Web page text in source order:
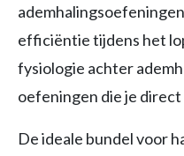
efficiëntie tijdens het
fysiologie achter
oefeningen die je
De ideale bundel voor